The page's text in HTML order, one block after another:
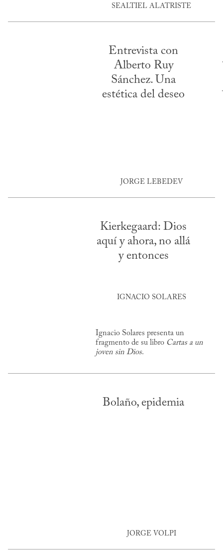
SEALTIEL ALATRISTE
Entrevista con
Alberto Ruy
Sánchez. Una
estética del deseo
JORGE LEBEDEV
Kierkegaard: Dios
aquí y ahora, no allá
y entonces
IGNACIO SOLARES
Ignacio Solares presenta un
fragmento de su libro Cartas a un
joven sin Dios.
Bolaño, epidemia
JORGE VOLPI